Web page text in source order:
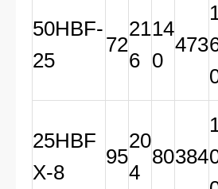
50HBF-
25
72
21
6
14
0
473
25HBF
X-8
95
20
4
80384